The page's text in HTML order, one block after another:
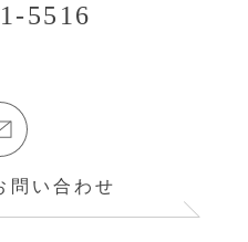
5516
問い合わせ